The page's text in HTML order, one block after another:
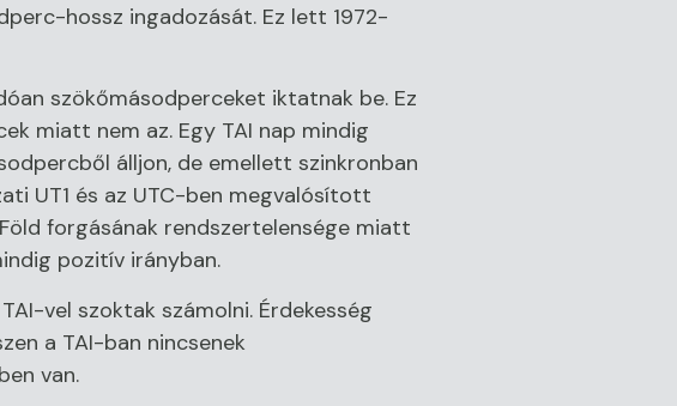
hossz ingadozását. Ez lett 1972-
szökőmásodperceket iktatnak be. Ez
miatt nem az. Egy TAI nap mindig
álljon, de emellett szinkronban
UT1 és az UTC-ben megvalósított
forgásának rendszertelensége miatt
pozitív irányban.
vel szoktak számolni. Érdekesség
a TAI-ban nincsenek
van.